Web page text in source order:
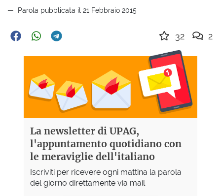
Parola pubblicata il 21 Febbraio 2015
32 2
La newsletter di UPAG,
l'appuntamento quotidiano con
le meraviglie dell'italiano
Iscriviti per ricevere ogni mattina la parola
del giorno direttamente via mail